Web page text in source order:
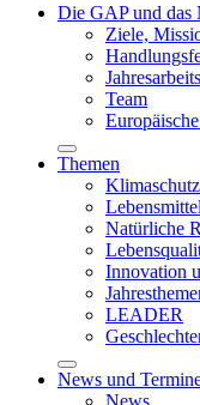
Die GAP und das
Ziele,
Team
Themen
Natürliche
Innovation
LEADER
News und
News